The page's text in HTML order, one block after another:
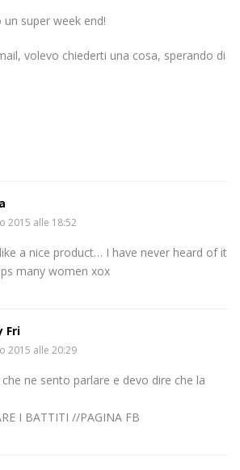
super week end!
volevo chiederti una cosa, sperando di
2015 alle 18:52
a nice product… I have never heard of it
many women xox
Fri
2015 alle 20:29
che ne sento parlare e devo dire che la
I BATTITI //PAGINA FB